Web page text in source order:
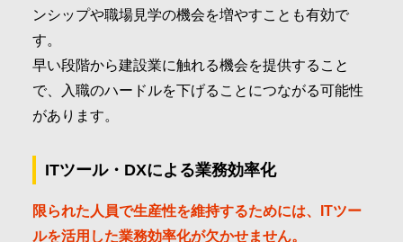
ンシップや職場見学の機会を増やすことも有効で
す。
早い段階から建設業に触れる機会を提供すること
で、入職のハードルを下げることにつながる可能性
があります。
ITツール・DXによる業務効率化
限られた人員で生産性を維持するためには、ITツー
ルを活用した業務効率化が欠かせません。